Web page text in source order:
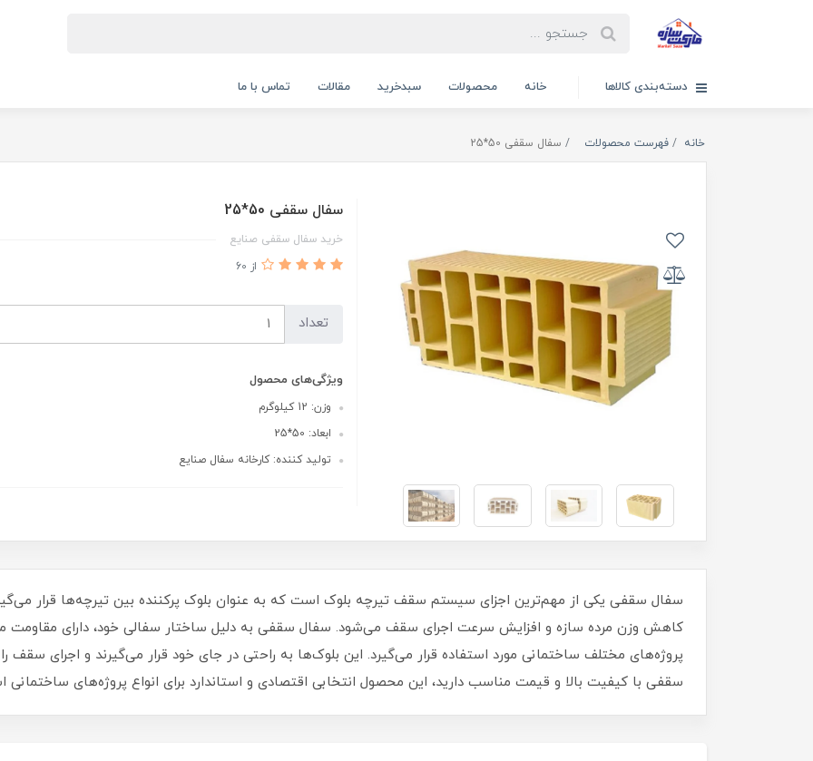
دسته‌بندی کالاها خانه محصولات سبدخرید مقالات تماس با ما
خانه فهرست محصولات سفال سقفی 50*25
سفال سقفی 50*25
خرید سفال سقفی صنایع
از 60
تعداد
ویژگی‌های محصول
وزن: 12 کیلوگرم
ابعاد: 50*25
تولید کننده: کارخانه سفال صنایع
سفال سقفی یکی از مهم‌ترین اجزای سیستم سقف تیرچه بلوک است که به عنوان بلوک پرکننده بین تیرچه‌ها قرار
کاهش وزن مرده سازه و افزایش سرعت اجرای سقف می‌شود. سفال سقفی به دلیل ساختار سفالی خود، دارای مقاومت
پروژه‌های مختلف ساختمانی مورد استفاده قرار می‌گیرد. این بلوک‌ها به راحتی در جای خود قرار می‌گیرند و اجرای
سقفی با کیفیت بالا و قیمت مناسب دارید، این محصول انتخابی اقتصادی و استاندارد برای انواع پروژه‌های